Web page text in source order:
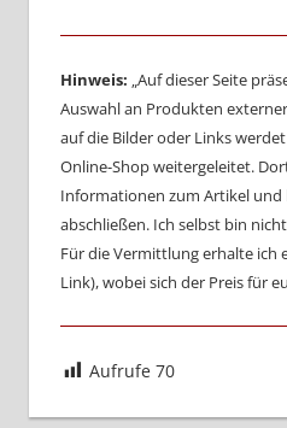
Hinweis: „Auf dieser Seite
Auswahl an Produkten
auf die Bilder oder Links
Online-Shop weitergeleitet.
Informationen zum Artikel und
abschließen. Ich selbst bin
Für die Vermittlung erhalte ich
Link), wobei sich der Preis für
Aufrufe 70